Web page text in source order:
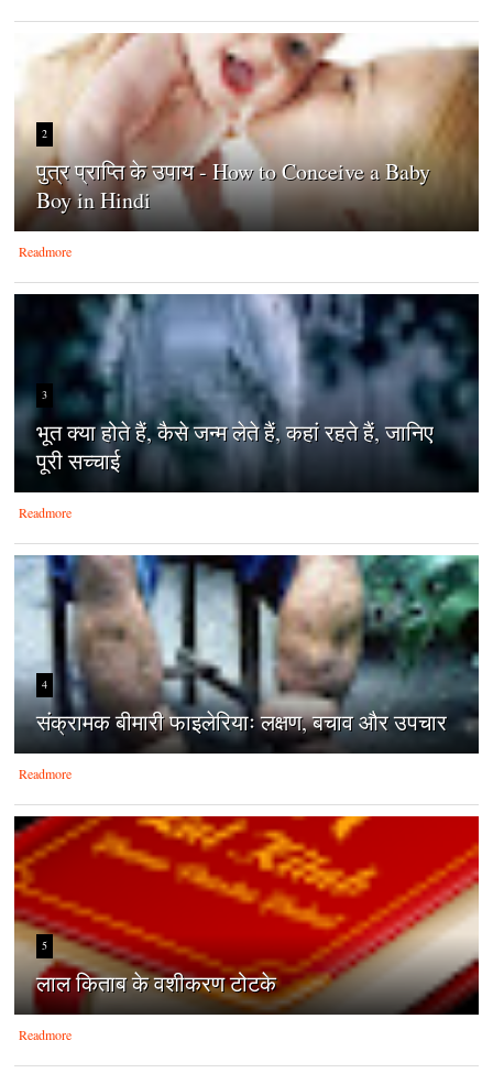
2
पुत्र प्राप्ति के उपाय - How to Conceive a Baby
Boy in Hindi
Readmore
3
भूत क्या होते हैं, कैसे जन्म लेते हैं, कहां रहते हैं, जानिए
पूरी सच्चाई
Readmore
4
संक्रामक बीमारी फाइलेरियाः लक्षण, बचाव और उपचार
Readmore
5
लाल किताब के वशीकरण टोटके
Readmore